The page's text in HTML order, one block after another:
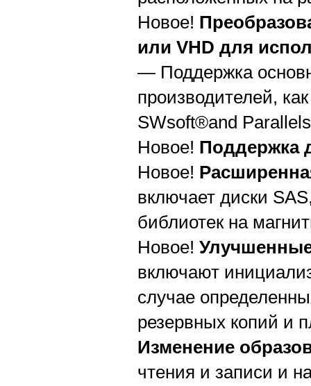
Новое!
или VHD для
— Поддержка
производителей,
SWsoft®and
Новое! Поддержка
Новое!
включает диски
библиотек на
Новое!
включают
случае
резервных копий и
Изменение
чтения и записи и